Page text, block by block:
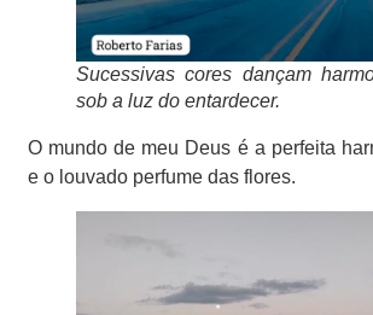
Sucessivas cores dançam
sob a luz do entardecer.
O mundo de meu Deus é a perfeita
e o louvado perfume das flores.